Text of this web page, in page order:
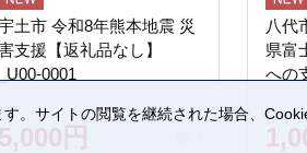
土市 令和8年熊本地震 災
支援【返礼品なし】
_U00-0001
5,000円
八代
県富
への
サイトの閲覧を継続された場合、